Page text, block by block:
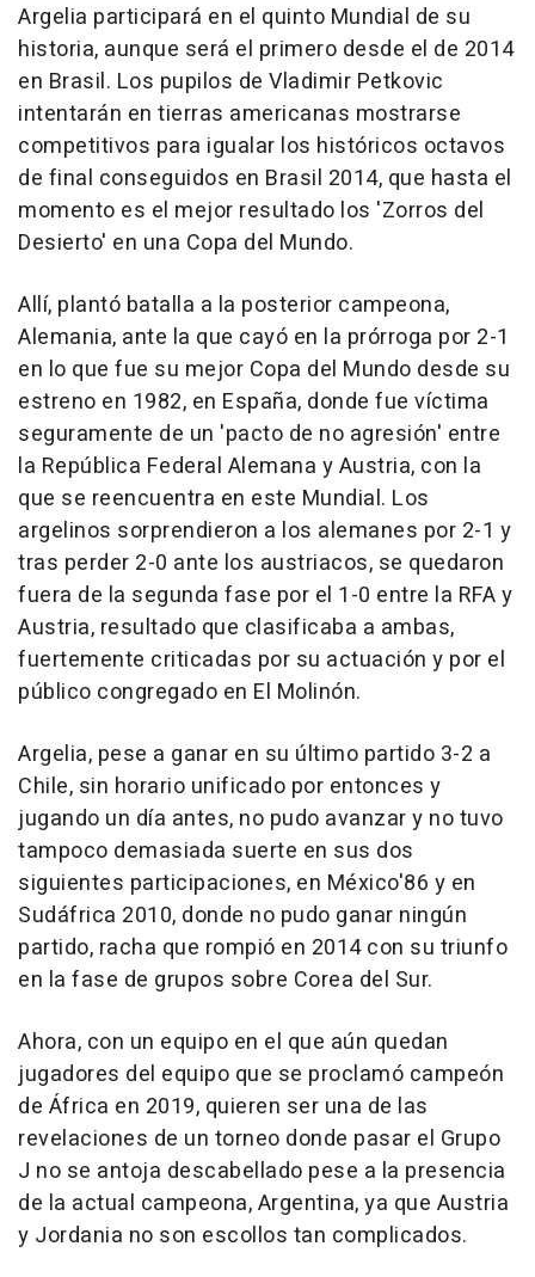
Argelia participará en el quinto Mundial de su
historia, aunque será el primero desde el de 2014
en Brasil. Los pupilos de Vladimir Petkovic
intentarán en tierras americanas mostrarse
competitivos para igualar los históricos octavos
de final conseguidos en Brasil 2014, que hasta el
momento es el mejor resultado los 'Zorros del
Desierto' en una Copa del Mundo.
Allí, plantó batalla a la posterior campeona,
Alemania, ante la que cayó en la prórroga por 2-1
en lo que fue su mejor Copa del Mundo desde su
estreno en 1982, en España, donde fue víctima
seguramente de un 'pacto de no agresión' entre
la República Federal Alemana y Austria, con la
que se reencuentra en este Mundial. Los
argelinos sorprendieron a los alemanes por 2-1 y
tras perder 2-0 ante los austriacos, se quedaron
fuera de la segunda fase por el 1-0 entre la RFA y
Austria, resultado que clasificaba a ambas,
fuertemente criticadas por su actuación y por el
público congregado en El Molinón.
Argelia, pese a ganar en su último partido 3-2 a
Chile, sin horario unificado por entonces y
jugando un día antes, no pudo avanzar y no tuvo
tampoco demasiada suerte en sus dos
siguientes participaciones, en México'86 y en
Sudáfrica 2010, donde no pudo ganar ningún
partido, racha que rompió en 2014 con su triunfo
en la fase de grupos sobre Corea del Sur.
Ahora, con un equipo en el que aún quedan
jugadores del equipo que se proclamó campeón
de África en 2019, quieren ser una de las
revelaciones de un torneo donde pasar el Grupo
J no se antoja descabellado pese a la presencia
de la actual campeona, Argentina, ya que Austria
y Jordania no son escollos tan complicados.